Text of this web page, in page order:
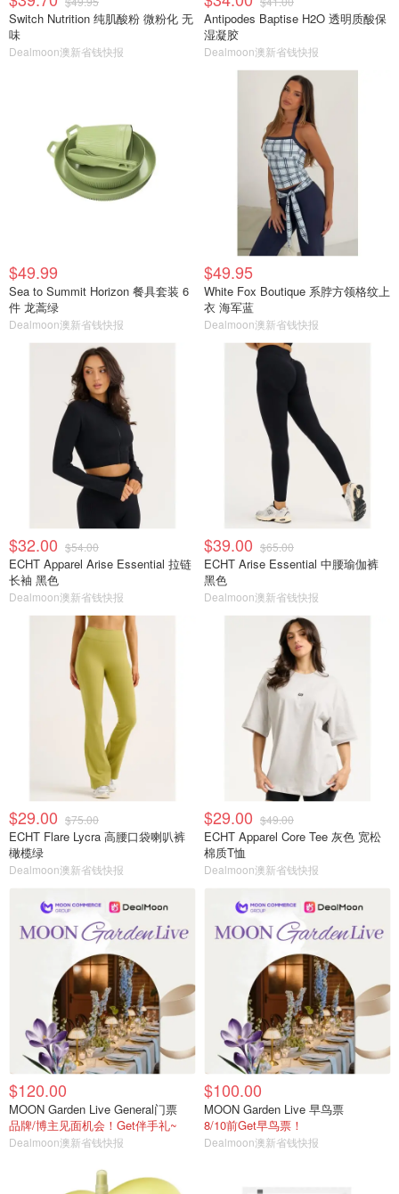
Switch Nutrition 纯肌酸粉 微粉化 无
味
Dealmoon澳新省钱快报
Antipodes Baptise H2O 透明质酸保
湿凝胶
Dealmoon澳新省钱快报
$49.99
Sea to Summit Horizon 餐具套装 6
件 龙蒿绿
Dealmoon澳新省钱快报
$49.95
White Fox Boutique 系脖方领格纹上
衣 海军蓝
Dealmoon澳新省钱快报
$32.00 $54.00
ECHT Apparel Arise Essential 拉链
长袖 黑色
Dealmoon澳新省钱快报
$39.00 $65.00
ECHT Arise Essential 中腰瑜伽裤
黑色
Dealmoon澳新省钱快报
$29.00 $75.00
ECHT Flare Lycra 高腰口袋喇叭裤
橄榄绿
Dealmoon澳新省钱快报
$29.00 $49.00
ECHT Apparel Core Tee 灰色 宽松
棉质T恤
Dealmoon澳新省钱快报
$120.00
MOON Garden Live General门票
品牌/博主见面机会！Get伴手礼~
Dealmoon澳新省钱快报
$100.00
MOON Garden Live 早鸟票
8/10前Get早鸟票！
Dealmoon澳新省钱快报